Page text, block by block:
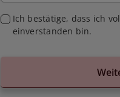
Ich bestätige, dass ich
einverstanden bin.